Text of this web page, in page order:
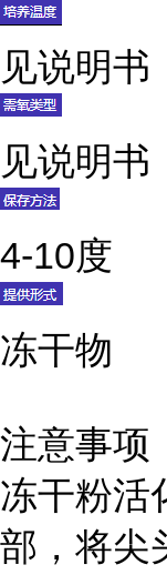
见说明书
见说明书
4-10度
冻干物
注意事项
冻干粉活
部，将尖